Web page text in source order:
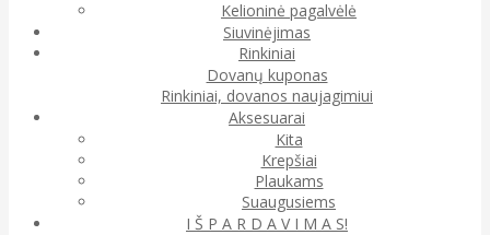
Kelioninė pagalvėlė
Siuvinėjimas
Rinkiniai
Dovanų kuponas
Rinkiniai, dovanos naujagimiui
Aksesuarai
Kita
Krepšiai
Plaukams
Suaugusiems
I Š P A R D A V I M A S!